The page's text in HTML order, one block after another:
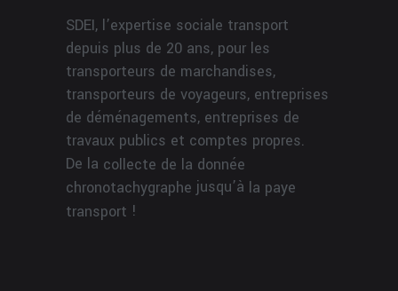
SDEI, l’expertise sociale transport
depuis plus de 20 ans, pour les
transporteurs de marchandises,
transporteurs de voyageurs, entreprises
de déménagements, entreprises de
travaux publics et comptes propres.
De la collecte de la donnée
chronotachygraphe jusqu’à la paye
transport !